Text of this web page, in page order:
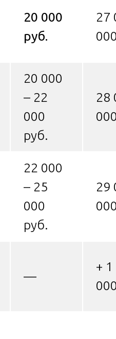
20 000
руб.
27
20 000
– 22
000
руб.
28
22 000
– 25
000
руб.
29
—
+